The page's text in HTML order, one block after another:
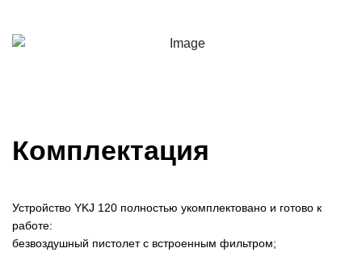
Комплектация
Устройство YKJ 120 полностью укомплектовано и готово к
работе:
безвоздушный пистолет с встроенным фильтром;